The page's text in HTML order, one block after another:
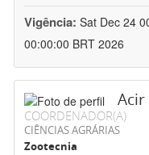
Vigência: Sat Dec 24
00:00:00 BRT 2026
Acir
COORDENADOR(A)
CIÊNCIAS AGRÁRIAS
Zootecnia